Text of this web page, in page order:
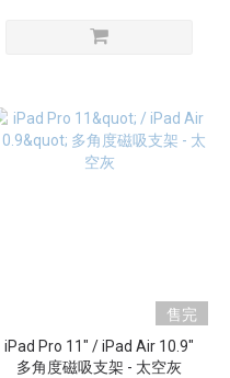
售完
iPad Pro 11" / iPad Air 10.9"
多角度磁吸支架 - 太空灰